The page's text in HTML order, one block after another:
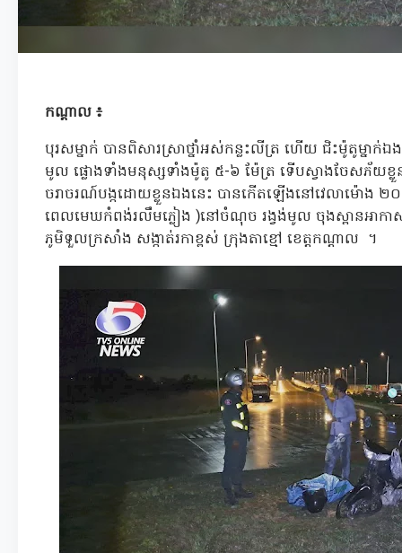
កណ្តាល ៖
បុរសម្នាក់ បានពិសារស្រាថ្នាំអស់កន្លះលីត្រ ហើយ ជិះម៉ូតូម្នាក់ឯ
មូល ផ្លោងទាំងមនុស្សទាំងម៉ូតូ ៥-៦ ម៉ែត្រ ទើបស្វាងចែសភ័យខ្
ចរាចរណ៍បង្កដោយខ្លួនឯងនេះ បានកើតឡើងនៅវេលាម៉ោង ២
ពេលមេឃកំពង់រលឹមភ្លៀង )នៅចំណុច រង្វង់មូល ចុងស្ពានអាកាសផ្
ភូមិទួលក្រសាំង សង្កាត់រកាខ្ពស់ ក្រុងតាខ្មៅ ខេត្តកណ្តាល ។